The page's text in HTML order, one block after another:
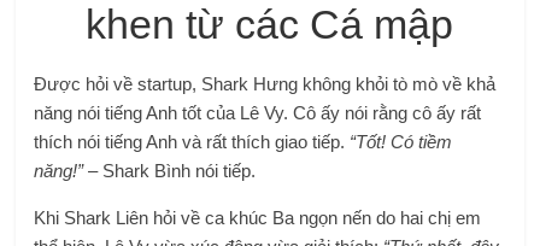
khen từ các Cá mập
Được hỏi về startup, Shark Hưng không khỏi tò mò về khả
năng nói tiếng Anh tốt của Lê Vy. Cô ấy nói rằng cô ấy rất
thích nói tiếng Anh và rất thích giao tiếp. “Tốt! Có tiềm
năng!”– Shark Bình nói tiếp.
Khi Shark Liên hỏi về ca khúc Ba ngọn nến do hai chị em